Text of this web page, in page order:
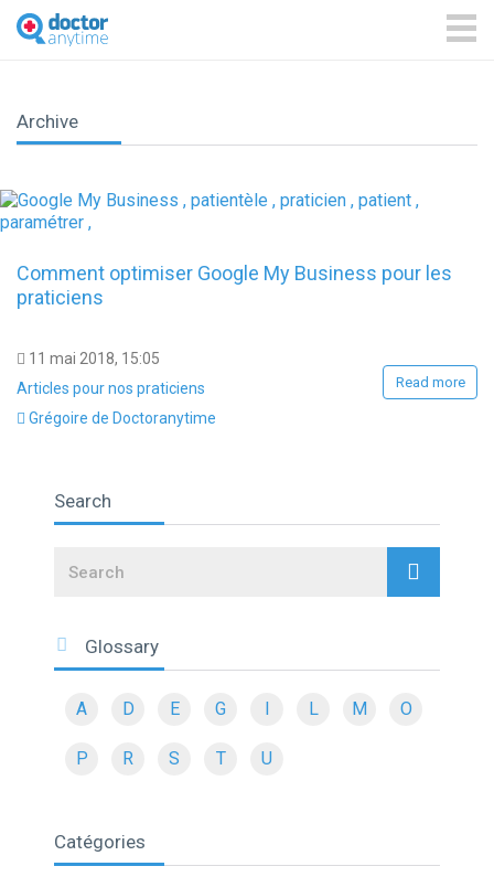
DoctorAnyTime
You
are
hands!
Archive
Comment optimiser Google My Business pour les
praticiens
11 mai 2018, 15:05
Articles pour nos praticiens
Grégoire de Doctoranytime
Read more
Search
Search
Glossary
A D E G I L M O
P R S T U
Catégories